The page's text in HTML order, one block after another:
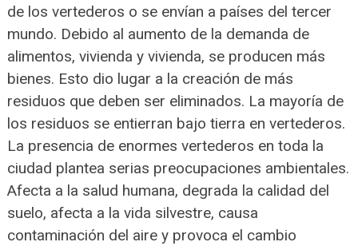
de los vertederos o se envían a países del tercer
mundo. Debido al aumento de la demanda de
alimentos, vivienda y vivienda, se producen más
bienes. Esto dio lugar a la creación de más
residuos que deben ser eliminados. La mayoría de
los residuos se entierran bajo tierra en vertederos.
La presencia de enormes vertederos en toda la
ciudad plantea serias preocupaciones ambientales.
Afecta a la salud humana, degrada la calidad del
suelo, afecta a la vida silvestre, causa
contaminación del aire y provoca el cambio